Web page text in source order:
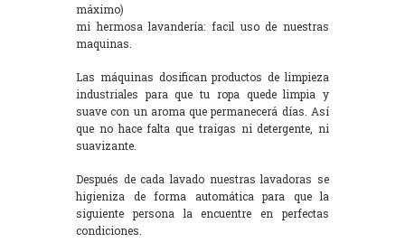
máximo)
mi hermosa lavandería: facil uso de nuestras
maquinas.
Las máquinas dosifican productos de limpieza
industriales para que tu ropa quede limpia y
suave con un aroma que permanecerá días. Así
que no hace falta que traigas ni detergente, ni
suavizante.
Después de cada lavado nuestras lavadoras se
higieniza de forma automática para que la
siguiente persona la encuentre en perfectas
condiciones.